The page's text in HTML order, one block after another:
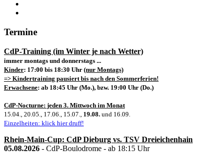
Termine
CdP-Training (im Winter je nach Wetter)
immer montags und donnerstags ...
Kinder: 17:00 bis 18:30 Uhr (nur Montags)
=> Kindertraining pausiert bis nach den Sommerferien!
Erwachsene: ab 18:45 Uhr (Mo.), bzw. 19:00 Uhr (Do.)
CdP-Nocturne: jeden 3. Mittwoch im Monat
15.04., 20.05., 17.06., 15.07., 19.08. und 16.09.
Einzelheiten: klick hier druff!
Rhein-Main-Cup: CdP Dieburg vs. TSV Dreieichenhain
05.08.2026 - CdP-Boulodrome - ab 18:15 Uhr